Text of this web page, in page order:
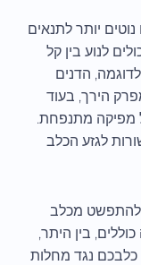
יותר לתנאים
לנוע בין קל
הדנים
הירך, בעוד
מפיקה מתנפחת.
לגזע הכלב
להתפשט מכלב
בין היתר,
כלבכם נגד מחלות